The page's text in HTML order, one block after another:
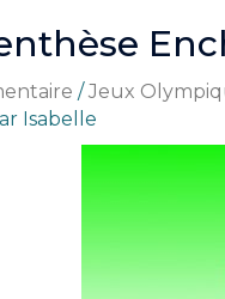
/Jeux
Isabelle